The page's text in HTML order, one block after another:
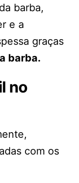
barba,
e a
graças
barba.
no
com os